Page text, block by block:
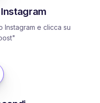
Instagram e clicca su